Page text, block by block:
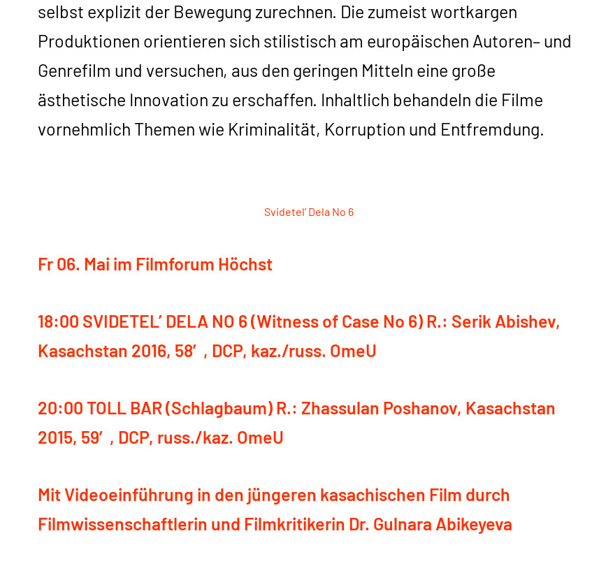
selbst explizit der Bewegung zurechnen. Die zumeist wortkargen
Produktionen orientieren sich stilistisch am europäischen Autoren– und
Genrefilm und versuchen, aus den geringen Mitteln eine große
ästhetische Innovation zu erschaffen. Inhaltlich behandeln die Filme
vornehmlich Themen wie Kriminalität, Korruption und Entfremdung.
Svidetel’ Dela No 6
Fr 06. Mai im Filmforum Höchst
18:00 SVIDETEL’ DELA NO 6 (Witness of Case No 6) R.: Serik Abishev,
Kasachstan 2016, 58′, DCP, kaz./russ. OmeU
20:00 TOLL BAR (Schlagbaum) R.: Zhassulan Poshanov, Kasachstan
2015, 59′, DCP, russ./kaz. OmeU
Mit Videoeinführung in den jüngeren kasachischen Film durch
Filmwissenschaftlerin und Filmkritikerin Dr. Gulnara Abikeyeva